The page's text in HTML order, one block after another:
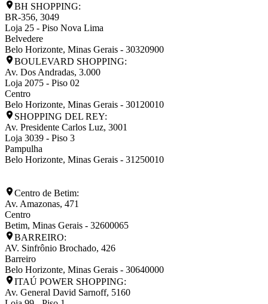
BH SHOPPING:
BR-356, 3049
Loja 25 - Piso Nova Lima
Belvedere
Belo Horizonte, Minas Gerais - 30320900
BOULEVARD SHOPPING:
Av. Dos Andradas, 3.000
Loja 2075 - Piso 02
Centro
Belo Horizonte, Minas Gerais - 30120010
SHOPPING DEL REY:
Av. Presidente Carlos Luz, 3001
Loja 3039 - Piso 3
Pampulha
Belo Horizonte, Minas Gerais - 31250010
Centro de Betim:
Av. Amazonas, 471
Centro
Betim, Minas Gerais - 32600065
BARREIRO:
AV. Sinfrônio Brochado, 426
Barreiro
Belo Horizonte, Minas Gerais - 30640000
ITAÚ POWER SHOPPING:
Av. General David Sarnoff, 5160